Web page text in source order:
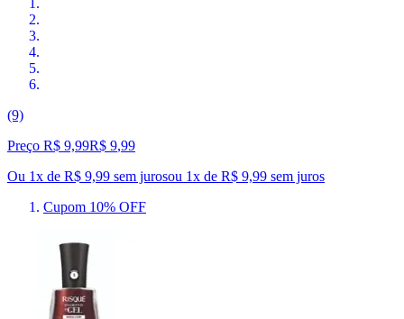
(9)
Preço R$ 9,99R$ 9,99
Ou 1x de R$ 9,99 sem jurosou 1x de R$ 9,99 sem juros
Cupom 10% OFF